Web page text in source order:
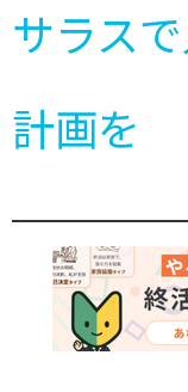
サラス
計画を